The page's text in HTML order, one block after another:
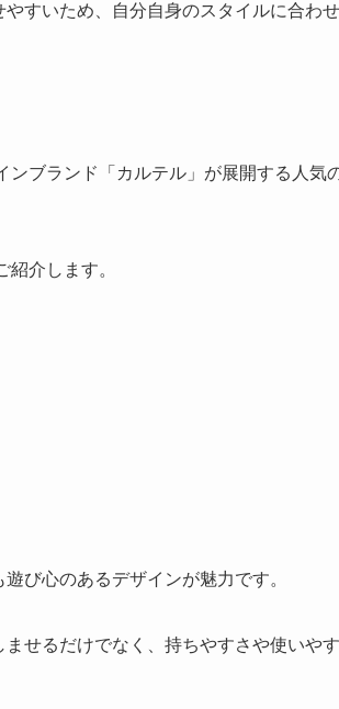
すいため、自分自身のスタイルに合わ
ブランド「カルテル」が展開する人気
介します。
び心のあるデザインが魅力です。
せるだけでなく、持ちやすさや使いや